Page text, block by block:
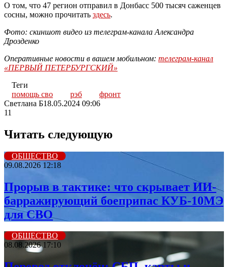
О том, что 47 регион отправил в Донбасс 500 тысяч саженцев
сосны, можно прочитать здесь.
Фото: скиншот видео из телеграм-канала Александра
Дрозденко
Оперативные новости в вашем мобильном: телеграм-канал
«ПЕРВЫЙ ПЕТЕРБУРГСКИЙ»
Теги
помощь сво
рэб
фронт
Светлана Б18.05.2024 09:06
11
Читать следующую
ОБЩЕСТВО
09.08.2026 12:18
Прорыв в тактике: что скрывает ИИ-
барражирующий боеприпас КУБ-10МЭ
для СВО
ОБЩЕСТВО
08.08.2026 17:10